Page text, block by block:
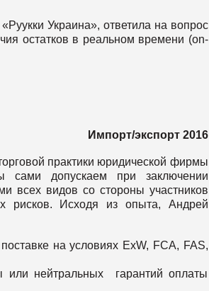
Украина», ответила на вопрос
остатков в реальном времени (on-
Импорт/экспорт2016
практики юридической фирмы
сами допускаем при заключении
всех видов со стороны участников
рисков. Исходя из опыта, Андрей
на условиях ExW, FCA, FAS,
или нейтральных гарантий оплаты